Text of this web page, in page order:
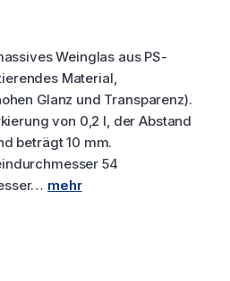
Weinglas aus PS-
Material,
Glanz und Transparenz).
von 0,2 l, der Abstand
beträgt 10 mm.
54
mehr